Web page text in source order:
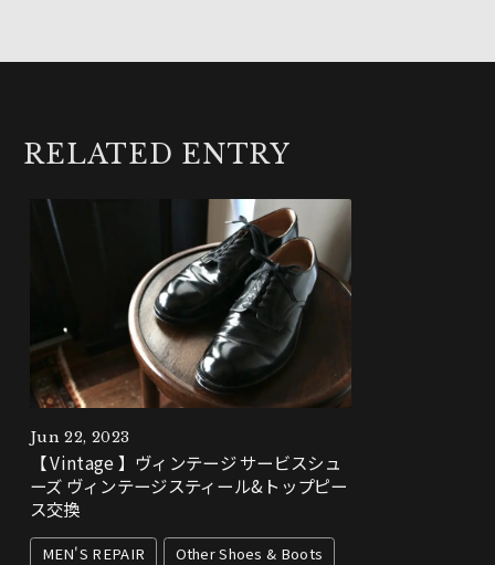
RELATED ENTRY
Jun 22, 2023
【 Vintage 】ヴィンテージ サービスシュ
ーズ ヴィンテージスティール&トップピー
ス交換
MEN'S REPAIR Other Shoes & Boots